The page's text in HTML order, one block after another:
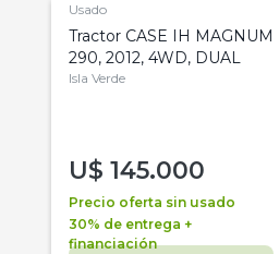
Usado
Tractor CASE IH MAGNUM
290, 2012, 4WD, DUAL
Isla Verde
U$ 145.000
Precio oferta sin usado
30% de entrega +
financiación